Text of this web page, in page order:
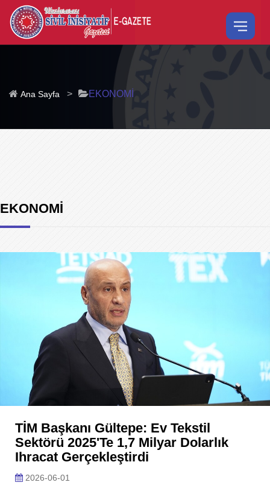
Ana Sayfa > EKONOMİ
EKONOMİ
TİM Başkanı Gültepe: Ev Tekstil
Sektörü 2025'te 1,7 Milyar Dolarlık
Ihracat Gerçekleştirdi
2026-06-01